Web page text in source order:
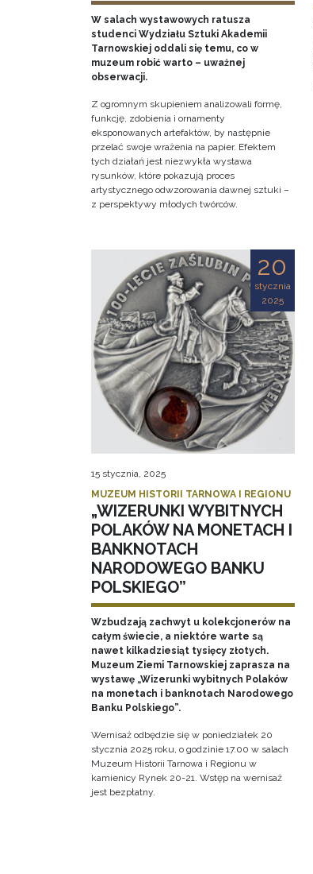
W salach wystawowych ratusza
studenci Wydziału Sztuki Akademii
Tarnowskiej oddali się temu, co w
muzeum robić warto – uważnej
obserwacji.
Z ogromnym skupieniem analizowali formę,
funkcję, zdobienia i ornamenty
eksponowanych artefaktów, by następnie
przelać swoje wrażenia na papier. Efektem
tych działań jest niezwykła wystawa
rysunków, które pokazują proces
artystycznego odwzorowania dawnej sztuki –
z perspektywy młodych twórców.
20
stycznia
2025
15 stycznia, 2025
MUZEUM HISTORII TARNOWA I REGIONU
„WIZERUNKI WYBITNYCH
POLAKÓW NA MONETACH I
BANKNOTACH
NARODOWEGO BANKU
POLSKIEGO”
Wzbudzają zachwyt u kolekcjonerów na
całym świecie, a niektóre warte są
nawet kilkadziesiąt tysięcy złotych.
Muzeum Ziemi Tarnowskiej zaprasza na
wystawę „Wizerunki wybitnych Polaków
na monetach i banknotach Narodowego
Banku Polskiego”.
Wernisaż odbędzie się w poniedziałek 20
stycznia 2025 roku, o godzinie 17.00 w salach
Muzeum Historii Tarnowa i Regionu w
kamienicy Rynek 20-21. Wstęp na wernisaż
jest bezpłatny.